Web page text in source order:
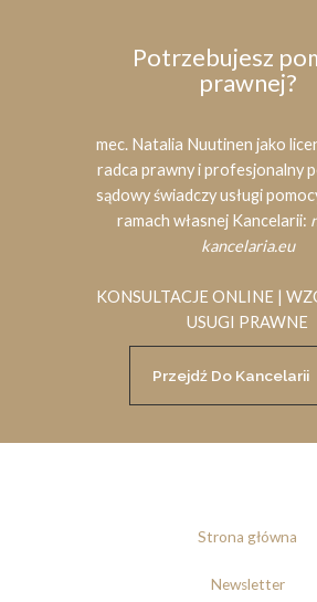
Potrzebujesz
prawnej?
mec. Natalia Nuutinen jako
radca prawny i profesjonalny
sądowy świadczy usługi
ramach własnej Kancelarii:
kancelaria.eu
KONSULTACJE ONLINE |
USUGI PRAWNE
Przejdź Do Kancelarii
Strona główna
Newsletter